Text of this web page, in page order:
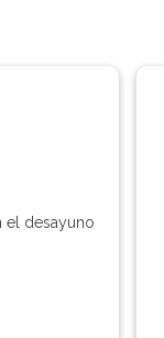
el desayuno